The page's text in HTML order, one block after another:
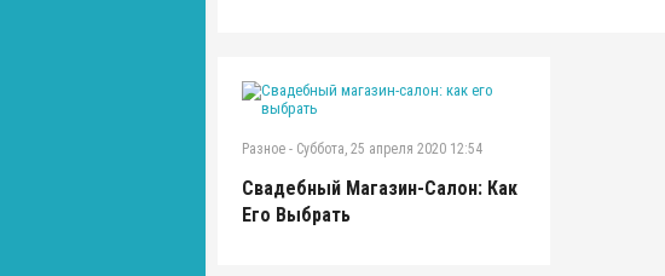
Разное - Суббота, 25 апреля 2020 12:54
Свадебный Магазин-Салон: Как
Его Выбрать